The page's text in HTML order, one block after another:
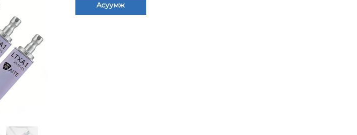
Асуумж